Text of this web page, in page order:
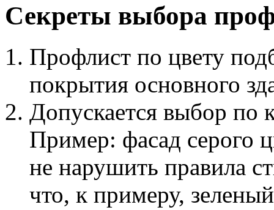
Секреты выбора
Профлист по цвету
покрытия основного
Допускается выбор по
Пример: фасад серого
не нарушить правила
что, к примеру,